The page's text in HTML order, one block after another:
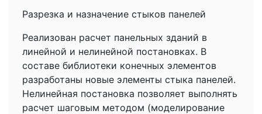
Разрезка и назначение стыков панелей
Реализован расчет панельных зданий в
линейной и нелинейной постановках. В
составе библиотеки конечных элементов
разработаны новые элементы стыка панелей.
Нелинейная постановка позволяет выполнять
расчет шаговым методом (моделирование